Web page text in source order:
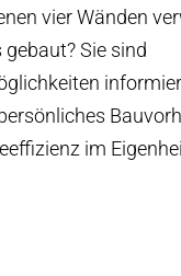
vier Wänden
Sie sind
im